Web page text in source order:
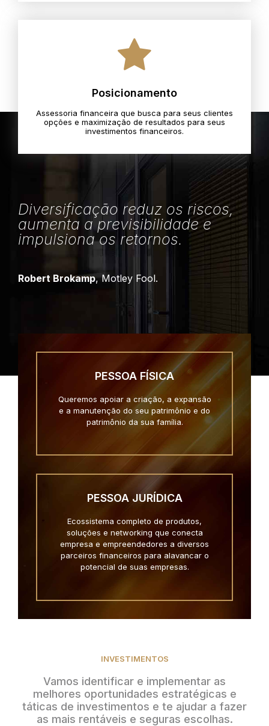
Posicionamento
Assessoria financeira que busca para seus clientes
opções e maximização de resultados para seus
investimentos financeiros.
Diversificação reduz os riscos,
aumenta a previsibilidade e
impulsiona os retornos.
Robert Brokamp, Motley Fool.
PESSOA FÍSICA
Queremos apoiar a criação, a expansão
e a manutenção do seu patrimônio e do
patrimônio da sua família.
PESSOA JURÍDICA
Ecossistema completo de produtos,
soluções e networking que conecta
empresa e empreendedores a diversos
parceiros financeiros para alavancar o
potencial de suas empresas.
INVESTIMENTOS
Vamos identificar e implementar as
melhores oportunidades estratégicas e
táticas de investimentos e te ajudar a fazer
as mais rentáveis e seguras escolhas.